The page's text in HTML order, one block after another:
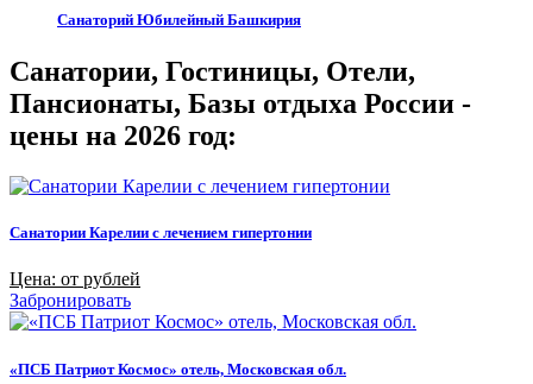
Санаторий Юбилейный Башкирия
Санатории, Гостиницы, Отели,
Пансионаты, Базы отдыха России -
цены на 2026 год:
Санатории Карелии с лечением гипертонии
Цена: от рублей
Забронировать
«ПСБ Патриот Космос» отель, Московская обл.